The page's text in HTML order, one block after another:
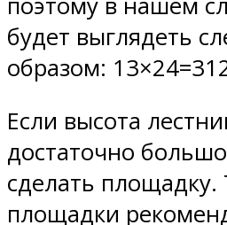
будет выглядеть
образом:
Если высота
достаточно
сделать площадку.
площадки